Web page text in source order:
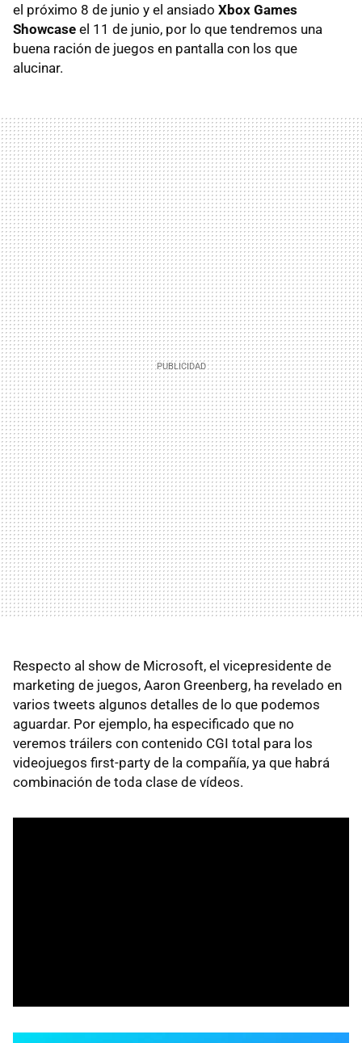
el próximo 8 de junio y el ansiado Xbox Games
Showcase el 11 de junio, por lo que tendremos una
buena ración de juegos en pantalla con los que
alucinar.
Respecto al show de Microsoft, el vicepresidente de
marketing de juegos, Aaron Greenberg, ha revelado en
varios tweets algunos detalles de lo que podemos
aguardar. Por ejemplo, ha especificado que no
veremos tráilers con contenido CGI total para los
videojuegos first-party de la compañía, ya que habrá
combinación de toda clase de vídeos.